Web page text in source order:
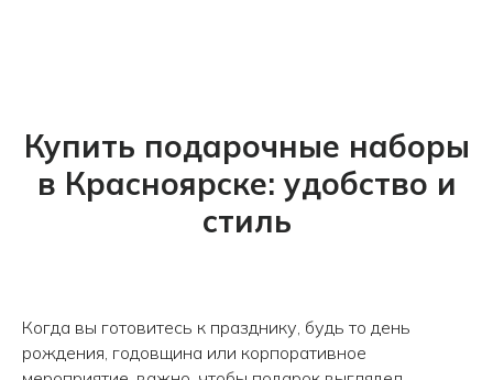
Купить подарочные наборы
в Красноярске: удобство и
стиль
Когда вы готовитесь к празднику, будь то день
рождения, годовщина или корпоративное